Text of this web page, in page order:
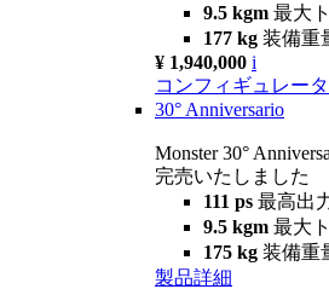
9.5 kgm 最大
177 kg 装備重
¥ 1,940,000 i
コンフィギュレー
30° Anniversario
Monster 30°
完売いたしました
111 ps 最高出
9.5 kgm 最大
175 kg 装備重
製品詳細